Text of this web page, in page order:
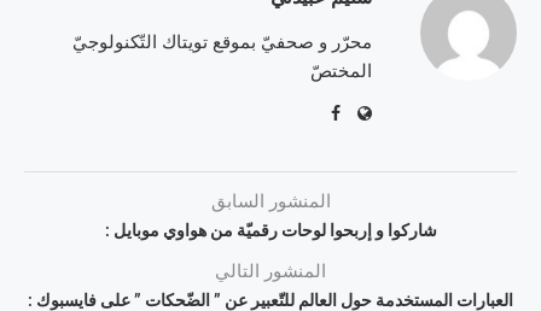
محرّر و صحفيّ بموقع تويتاك التّكنولوجيّ
المختصّ
المنشور السابق
شاركوا و إربحوا لوحات رقميّة من هواوي موبايل :
المنشور التالي
العبارات المستخدمة حول العالم للتّعبير عن ” الضّحكات ” على فايسبوك :